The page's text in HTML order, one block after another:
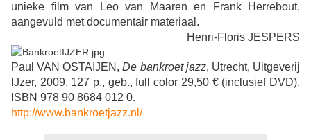
unieke film van Leo van Maaren en Frank Herrebout,
aangevuld met documentair materiaal.
Henri-Floris JESPERS
Paul VAN OSTAIJEN,De bankroet jazz, Utrecht, Uitgeverij
IJzer, 2009, 127 p., geb., full color 29,50 € (inclusief DVD).
ISBN 978 90 8684 012 0.
http://www.bankroetjazz.nl/